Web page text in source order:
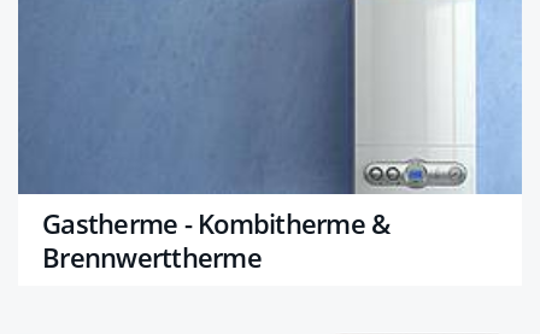
Gastherme - Kombitherme &
Brennwerttherme